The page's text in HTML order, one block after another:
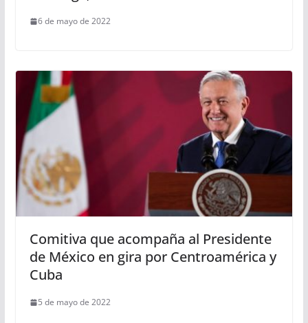
6 de mayo de 2022
Comitiva que acompaña al Presidente
de México en gira por Centroamérica y
Cuba
5 de mayo de 2022